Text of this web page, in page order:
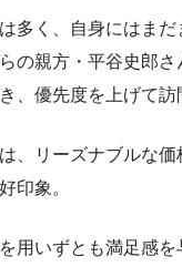
多く、自身にはま
の親方・平谷史郎さ
、優先度を上げて訪
、リーズナブルな価
印象。
用いずとも満足感を